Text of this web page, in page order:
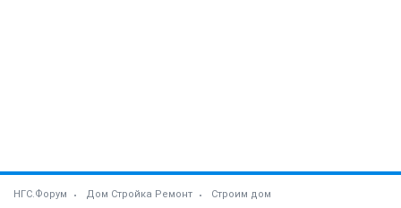
НГС.Форум Дом Стройка Ремонт Строим дом